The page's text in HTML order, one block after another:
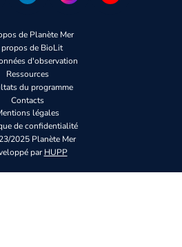
de Planète Mer
de BioLit
d'observation
Ressources
du programme
Contacts
légales
de confidentialité
2025 Planète Mer
parHUPP